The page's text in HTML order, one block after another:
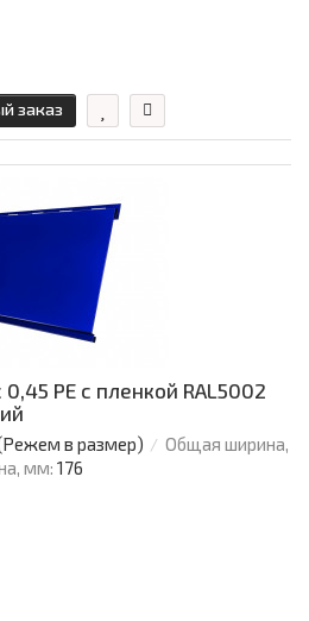
заказ
PE с пленкой RAL5002
в размер)
Общая ширина,
мм: 176